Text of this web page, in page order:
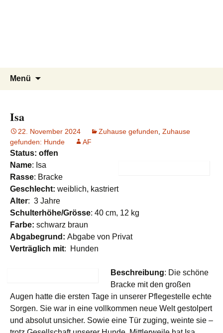
Tier Natur und Artenschutz
Siebengebirge e.V.
Tierschutzverein seit 1985 im
Siebengebirge – Orscheider
Menü
Isa
22. November 2024 Zuhause gefunden Zuhause
gefunden: Hunde
AF
Status: offen
Name: Isa
Rasse: Bracke
Geschlecht: weiblich, kastriert
Alter: 3 Jahre
Schulterhöhe/Grösse: 40 cm, 12 kg
Farbe: schwarz braun
Abgabegrund: Abgabe von Privat
Verträglich mit: Hunden
Beschreibung: Die schöne
Bracke mit den großen
Augen hatte die ersten Tage in unserer Pflegestelle echte
Sorgen. Sie war in eine vollkommen neue Welt gestolpert
und absolut unsicher. Sowie eine Tür zuging, weinte sie –